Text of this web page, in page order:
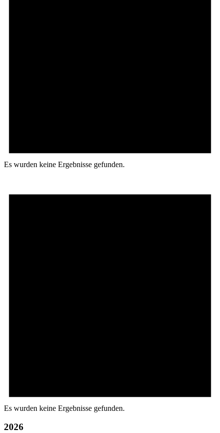
Es wurden keine Ergebnisse gefunden.
Es wurden keine Ergebnisse gefunden.
2026